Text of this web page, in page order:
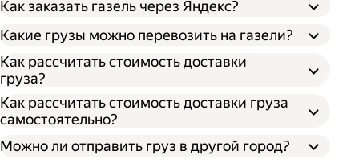
Как заказать газель через Яндекс?
Какие грузы можно перевозить на газели?
Как рассчитать стоимость доставки
груза?
Как рассчитать стоимость доставки груза
самостоятельно?
Можно ли отправить груз в другой город?